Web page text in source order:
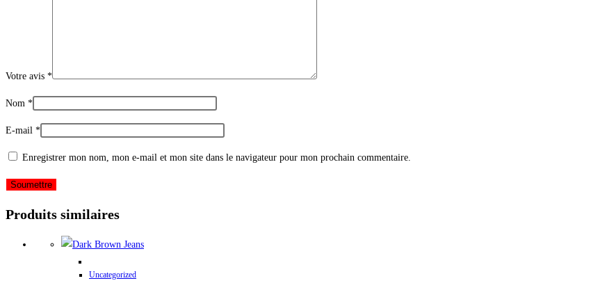
Votre avis *
Nom *
E-mail *
Enregistrer mon nom, mon e-mail et mon site dans le navigateur pour mon prochain commentaire.
Produits similaires
Uncategorized